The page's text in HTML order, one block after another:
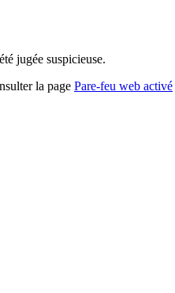
jugée suspicieuse.
la page Pare-feu web activé